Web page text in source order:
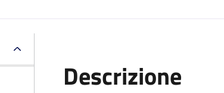
Descrizione